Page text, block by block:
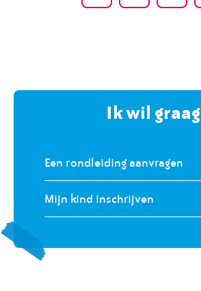
Ik wil graag
Een rondleiding aanvragen
Mijn kind inschrijven